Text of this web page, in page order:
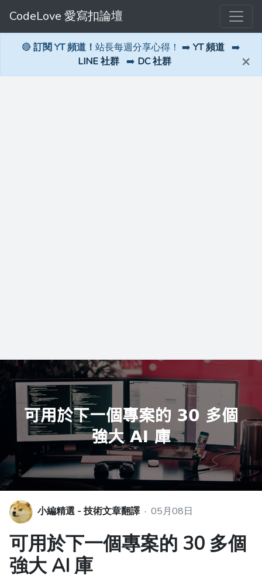
CodeLove 愛寫扣論壇
🔴 訂閱 YT 頻道！ 站長每週分享心得！ ➡️ YT 頻道 ➡️
LINE 社群 ➡️ DC 社群 ×
小編精選 - 技術文章翻譯 · 05月08日
可用於下一個專案的 30 多個
強大 AI 庫